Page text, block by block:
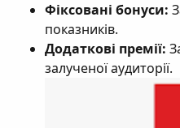
Фіксовані бонуси:
показників.
Додаткові премії:
залученої аудиторії.